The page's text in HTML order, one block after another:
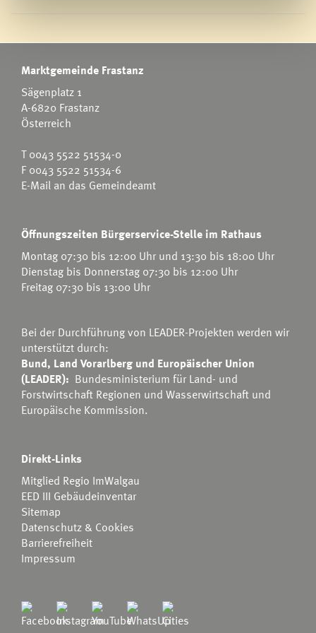
Marktgemeinde Frastanz
Sägenplatz 1
A-6820 Frastanz
Österreich
T0043 5522 51534-0
F 0043 5522 51534-6
E-Mail an das Gemeindeamt
Öffnungszeiten Bürgerservice-Stelle im Rathaus
Montag 07:30 bis 12:00 Uhr und 13:30 bis 18:00 Uhr
Dienstag bis Donnerstag 07:30 bis 12:00 Uhr
Freitag 07:30 bis 13:00 Uhr
Bei der Durchführung von LEADER-Projekten werden wir
unterstützt durch:
Bund, Land Vorarlberg und Europäischer Union
(LEADER): Bundesministerium für Land- und
Forstwirtschaft Regionen und Wasserwirtschaft und
Europäische Kommission.
Direkt-Links
Mitglied Regio ImWalgau
EED III Gebäudeinventar
Sitemap
Datenschutz & Cookies
Barrierefreiheit
Impressum